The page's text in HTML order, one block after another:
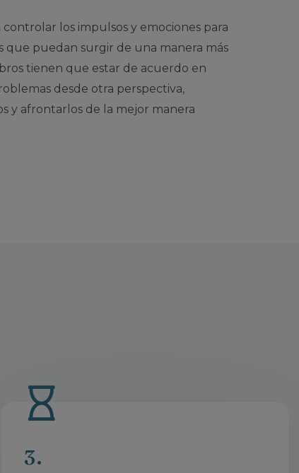
controlar los impulsos y emociones para
que puedan surgir de una manera más
tienen que estar de acuerdo en
desde otra perspectiva,
y afrontarlos de la mejor manera
3.